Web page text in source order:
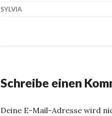
SYLVIA
Schreibe einen
Deine E-Mail-Adresse wird